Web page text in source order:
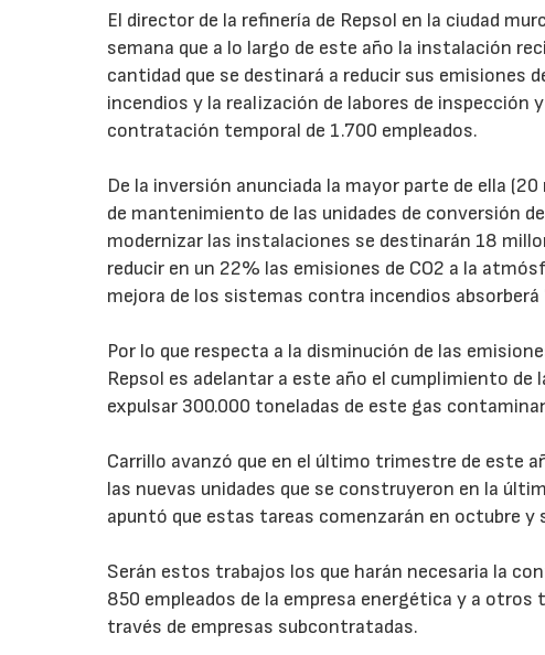
El director de la refinería de Repsol en la ciudad
semana que a lo largo de este año la instalación
cantidad que se destinará a reducir sus emisiones
incendios y la realización de labores de
contratación temporal de 1.700 empleados.
De la inversión anunciada la mayor parte de ella
de mantenimiento de las unidades de conversión
modernizar las instalaciones se destinarán 18
reducir en un 22% las emisiones de CO2 a la
mejora de los sistemas contra incendios absorberá
Por lo que respecta a la disminución de las
Repsol es adelantar a este año el cumplimiento de
expulsar 300.000 toneladas de este gas
Carrillo avanzó que en el último trimestre de este
las nuevas unidades que se construyeron en la
apuntó que estas tareas comenzarán en octubre y
Serán estos trabajos los que harán necesaria la
850 empleados de la empresa energética y a
través de empresas subcontratadas.